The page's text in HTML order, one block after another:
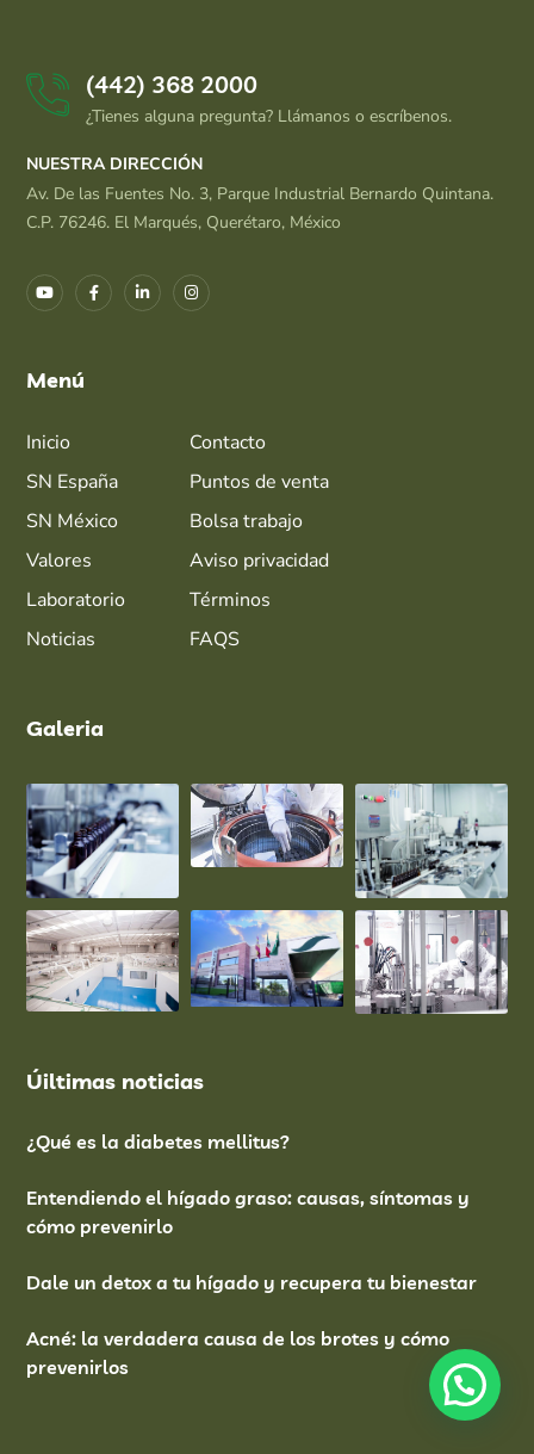
(442) 368 2000
¿Tienes alguna pregunta? Llámanos o escríbenos.
NUESTRA DIRECCIÓN
Av. De las Fuentes No. 3, Parque Industrial Bernardo Quintana.
C.P. 76246. El Marqués, Querétaro, México
Menú
Inicio
SN España
SN México
Valores
Laboratorio
Noticias
Contacto
Puntos de venta
Bolsa trabajo
Aviso privacidad
Términos
FAQS
Galeria
Úiltimas noticias
¿Qué es la diabetes mellitus?
Entendiendo el hígado graso: causas, síntomas y
cómo prevenirlo
Dale un detox a tu hígado y recupera tu bienestar
Acné: la verdadera causa de los brotes y cómo
prevenirlos